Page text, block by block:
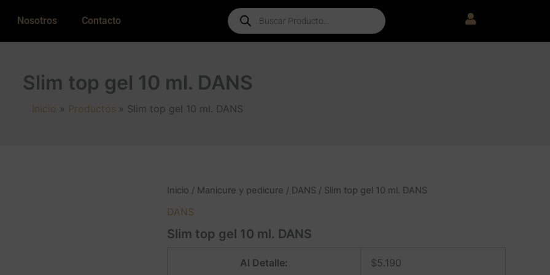
Nosotros Contacto
Products
search
Slim top gel 10 ml. DANS
Inicio Productos Slim top gel 10 ml. DANS
Inicio / Manicure y pedicure / DANS / Slim top gel 10 ml. DANS
DANS
Slim top gel 10 ml. DANS
Al Detalle: $5.190